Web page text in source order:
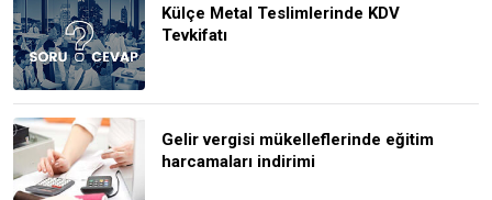
Külçe Metal Teslimlerinde KDV
Tevkifatı
Gelir vergisi mükelleflerinde eğitim
harcamaları indirimi